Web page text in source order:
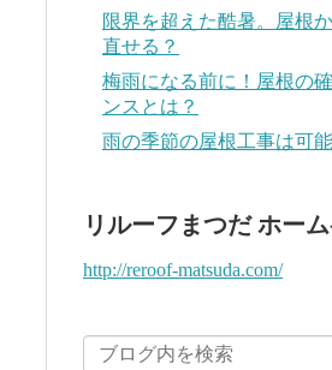
限界を超えた酷暑。屋根
直せる？
梅雨になる前に！屋根の
ンスとは？
雨の季節の屋根工事は可
リルーフまつだ ホー
http://reroof-matsuda.com/